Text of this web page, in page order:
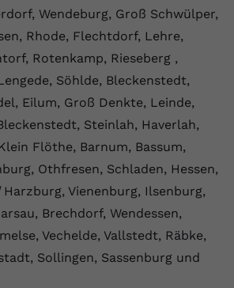
Wendeburg, Groß Schwülper,
Rhode, Flechtdorf, Lehre,
Rotenkamp, Rieseberg ,
Söhlde, Bleckenstedt,
Eilum, Groß Denkte, Leinde,
Steinlah, Haverlah,
Flöthe, Barnum, Bassum,
Othfresen, Schladen, Hessen,
Harzburg, Vienenburg, Ilsenburg,
Brechdorf, Wendessen,
Vechelde, Vallstedt, Räbke,
Sollingen, Sassenburg und